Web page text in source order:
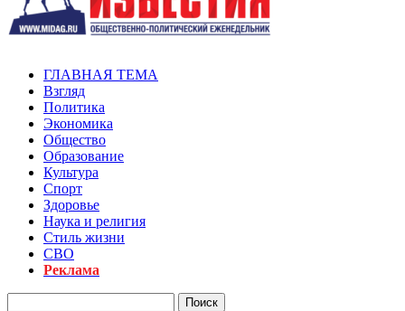
ГЛАВНАЯ ТЕМА
Взгляд
Политика
Экономика
Общество
Образование
Культура
Спорт
Здоровье
Наука и религия
Стиль жизни
СВО
Реклама